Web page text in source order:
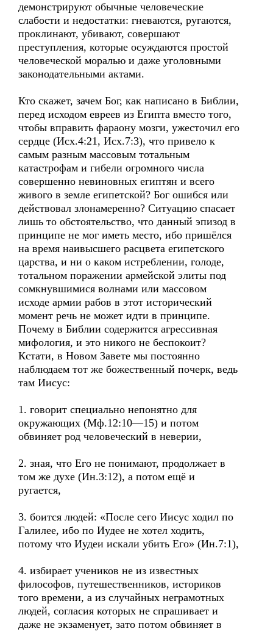
демонстрируют обычные человеческие
слабости и недостатки: гневаются, ругаются,
проклинают, убивают, совершают
преступления, которые осуждаются простой
человеческой моралью и даже уголовными
законодательными актами.
Кто скажет, зачем Бог, как написано в Библии,
перед исходом евреев из Египта вместо того,
чтобы вправить фараону мозги, ужесточил его
сердце (Исх.4:21, Исх.7:3), что привело к
самым разным массовым тотальным
катастрофам и гибели огромного числа
совершенно невиновных египтян и всего
живого в земле египетской? Бог ошибся или
действовал злонамеренно? Ситуацию спасает
лишь то обстоятельство, что данный эпизод в
принципе не мог иметь место, ибо пришёлся
на время наивысшего расцвета египетского
царства, и ни о каком истреблении, голоде,
тотальном поражении армейской элиты под
сомкнувшимися волнами или массовом
исходе армии рабов в этот исторический
момент речь не может идти в принципе.
Почему в Библии содержится агрессивная
мифология, и это никого не беспокоит?
Кстати, в Новом Завете мы постоянно
наблюдаем тот же божественный почерк, ведь
там Иисус:
1. говорит специально непонятно для
окружающих (Мф.12:10—15) и потом
обвиняет род человеческий в неверии,
2. зная, что Его не понимают, продолжает в
том же духе (Ин.3:12), а потом ещё и
ругается,
3. боится людей: «После сего Иисус ходил по
Галилее, ибо по Иудее не хотел ходить,
потому что Иудеи искали убить Его» (Ин.7:1),
4. избирает учеников не из известных
философов, путешественников, историков
того времени, а из случайных неграмотных
людей, согласия которых не спрашивает и
даже не экзаменует, зато потом обвиняет в